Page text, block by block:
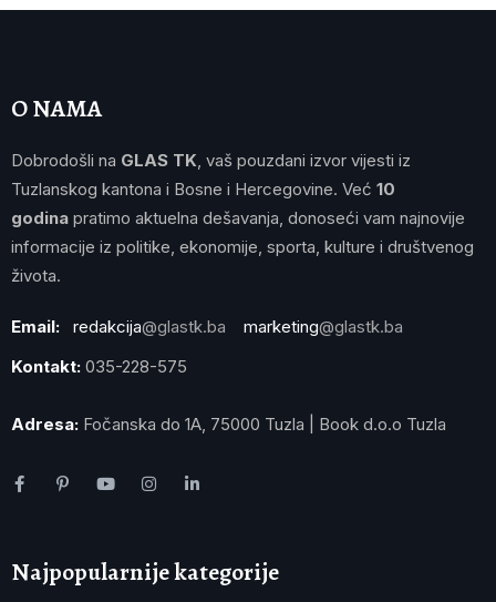
O NAMA
Dobrodošli na GLAS TK , vaš pouzdani izvor vijesti iz
Tuzlanskog kantona i Bosne i Hercegovine. Već 10
godina pratimo aktuelna dešavanja, donoseći vam najnovije
informacije iz politike, ekonomije, sporta, kulture i društvenog
života.
Email: redakcija@glastk.ba marketing@glastk.ba
Kontakt: 035-228-575
Adresa: Fočanska do 1A, 75000 Tuzla | Book d.o.o Tuzla
Najpopularnije kategorije